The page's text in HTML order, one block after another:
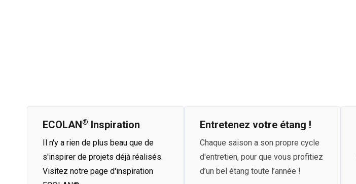
ECOLAN® Inspiration
Il n'y a rien de plus beau que de
s'inspirer de projets déjà réalisés.
Visitez notre page d'inspiration
Entretenez votre étang !
Chaque saison a son propre cycle
d'entretien, pour que vous profitiez
d’un bel étang toute l’année !